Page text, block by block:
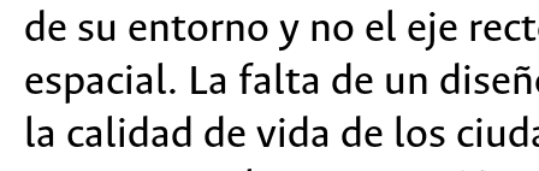
de su entorno y no el eje
espacial. La falta de un
la calidad de vida de los